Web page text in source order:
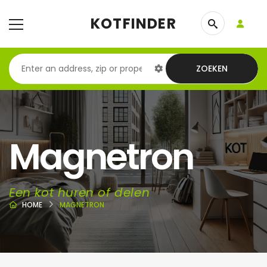
KOTFINDER
ZOEKEN
Magnetron
Een kot huren of delen
HOME MAGNETRON